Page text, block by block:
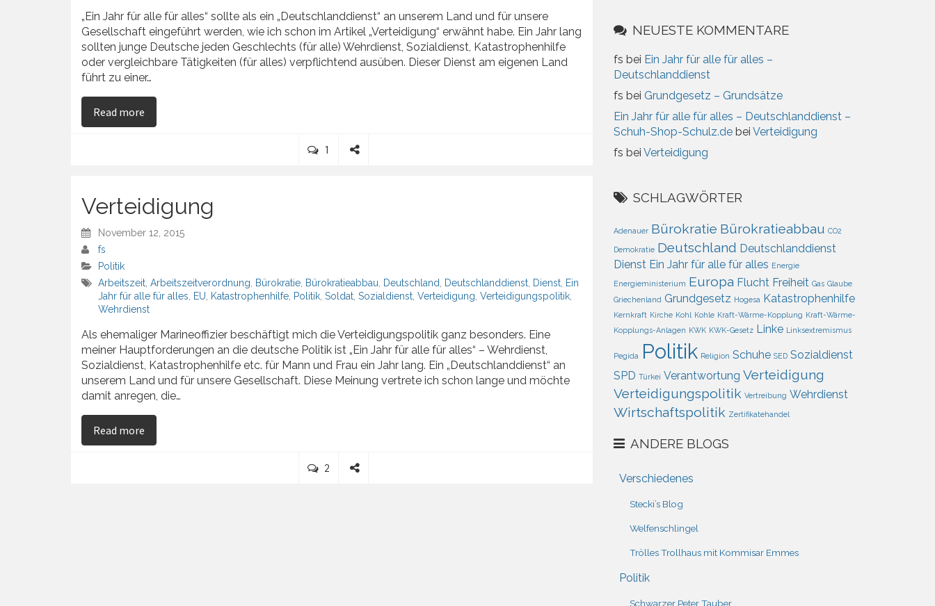
„Ein Jahr für alle für alles“ sollte als ein „Deutschlanddienst“ an unserem Land und für unsere
Gesellschaft eingeführt werden, wie ich schon im Artikel „Verteidigung“ erwähnt habe. Ein Jahr lang
sollten junge Deutsche jeden Geschlechts (für alle) Wehrdienst, Sozialdienst, Katastrophenhilfe
oder vergleichbare Tätigkeiten (für alles) verpflichtend ausüben. Dieser Dienst am eigenen Land
führt zu einer…
Read more
1
Verteidigung
November 12, 2015
fs
Politik
Arbeitszeit Arbeitszeitverordnung Bürokratie Bürokratieabbau Deutschland Deutschlanddienst Dienst Ein
Jahr für alle für alles
EU Katastrophenhilfe Politik Soldat Sozialdienst Verteidigung Verteidigungspolitik
Wehrdienst
Als ehemaliger Marineoffizier beschäftigt mich die Verteidigungspolitik ganz besonders. Eine
meiner Hauptforderungen an die deutsche Politik ist „Ein Jahr für alle für alles“ – Wehrdienst,
Sozialdienst, Katastrophenhilfe etc. für Mann und Frau ein Jahr lang. Ein „Deutschlanddienst“ an
unserem Land und für unsere Gesellschaft. Diese Meinung vertrete ich schon lange und möchte
damit anregen, die…
Read more
2C
NEUESTE KOMMENTARE
fs bei Ein Jahr für alle für alles –
Deutschlanddienst
fs bei Grundgesetz – Grundsätze
Ein Jahr für alle für alles – Deutschlanddienst –
Schuh-Shop-Schulz.de bei Verteidigung
fs bei Verteidigung
SCHLAGWÖRTER
Adenauer Bürokratie Bürokratieabbau CO2
Demokratie Deutschland Deutschlanddienst
Dienst Ein Jahr für alle für alles Energie
Energieministerium Europa Flucht Freiheit Gas Glaube
Griechenland Grundgesetz Hogesa Katastrophenhilfe
Kernkraft Kirche Kohl Kohle Kraft-Wärme-Kopplung Kraft-Wärme-
Kopplungs-Anlagen KWK KWK-Gesetz Linke Linksextremismus
Pegida Politik Religion Schuhe SED Sozialdienst
SPD Türkei Verantwortung Verteidigung
Verteidigungspolitik Vertreibung Wehrdienst
Wirtschaftspolitik Zertifikatehandel
ANDERE BLOGS
Verschiedenes
Stecki’s Blog
Welfenschlingel
Trölles Trollhaus mit Kommisar Emmes
Politik
Schwarzer Peter Tauber